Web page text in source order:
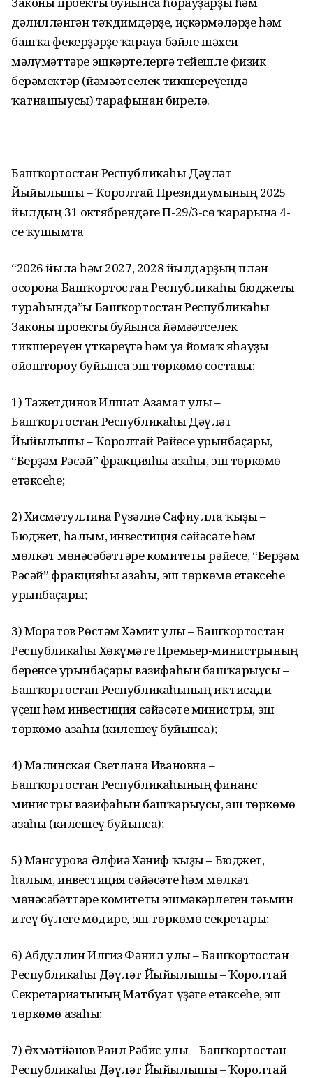
дәлилләнгән тәҡдимдәрҙе, иҫкәрмәләрҙе һәм
башҡа фекерҙәрҙе ҡарауға бәйле шәхси
мәғлүмәттәре эшкәртелергә тейешле физик
берәмектәр (йәмәғәтселек тикшереүендә
ҡатнашыусы) тарафынан бирелә.
Башҡортостан Республикаһы Дәүләт
Йыйылышы – Ҡоролтай Президиумының 2025
йылдың 31 октябрендәге П-29/3-сө ҡарарына 4-
се ҡушымта
“2026 йылға һәм 2027, 2028 йылдарҙың план
осорона Башҡортостан Республикаһы бюджеты
тураһында”ғы Башҡортостан Республикаһы
Законы проекты буйынса йәмәғәтселек
тикшереүен үткәреүгә һәм уға йомғаҡ яһауҙы
ойоштороу буйынса эш төркөмө составы:
1) Тажетдинов Илшат Азамат улы –
Башҡортостан Республикаһы Дәүләт
Йыйылышы – Ҡоролтай Рәйесе урынбаҫары,
“Берҙәм Рәсәй” фракцияһы ағзаһы, эш төркөмө
етәксеһе;
2) Хисмәтуллина Рүзәлиә Сафиулла ҡыҙы –
Бюджет, һалым, инвестиция сәйәсәте һәм
мөлкәт мөнәсәбәттәре комитеты рәйесе, “Берҙәм
Рәсәй” фракцияһы ағзаһы, эш төркөмө етәксеһе
урынбаҫары;
3) Моратов Рөстәм Хәмит улы – Башҡортостан
Республикаһы Хөкүмәте Премьер-министрының
беренсе урынбаҫары вазифаһын башҡарыусы –
Башҡортостан Республикаһының иҡтисади
үҫеш һәм инвестиция сәйәсәте министры, эш
төркөмө ағзаһы (килешеү буйынса);
4) Малинская Светлана Ивановна –
Башҡортостан Республикаһының финанс
министры вазифаһын башҡарыусы, эш төркөмө
ағзаһы (килешеү буйынса);
5) Мансурова Әлфиә Хәниф ҡыҙы – Бюджет,
һалым, инвестиция сәйәсәте һәм мөлкәт
мөнәсәбәттәре комитеты эшмәкәрлеген тәьмин
итеү бүлеге мөдире, эш төркөмө секретары;
6) Абдуллин Илгиз Фәнил улы – Башҡортостан
Республикаһы Дәүләт Йыйылышы – Ҡоролтай
Секретариатының Матбуғат үҙәге етәксеһе, эш
төркөмө ағзаһы;
7) Әхмәтйәнов Раил Рәбис улы – Башҡортостан
Республикаһы Дәүләт Йыйылышы – Ҡоролтай